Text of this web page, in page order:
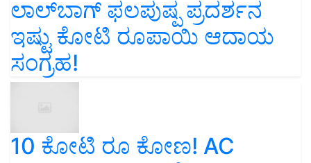
ಲಾಲ್‌ಬಾಗ್ ಫಲಪುಷ್ಪ ಪ್ರದರ್ಶನ
ಇಷ್ಟು ಕೋಟಿ ರೂಪಾಯಿ ಆದಾಯ
ಸಂಗ್ರಹ!
10 ಕೋಟಿ ರೂ ಕೋಣ! AC